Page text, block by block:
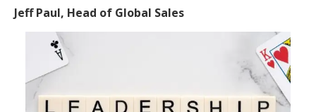
Jeff Paul, Head of Global Sales